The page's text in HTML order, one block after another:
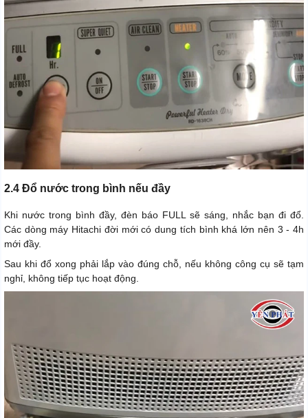
2.4 Đổ nước trong bình nếu đầy
Khi nước trong bình đầy, đèn báo FULL sẽ sáng, nhắc bạn đi đổ.
Các dòng máy Hitachi đời mới có dung tích bình khá lớn nên 3 - 4h
mới đầy.
Sau khi đổ xong phải lắp vào đúng chỗ, nếu không công cụ sẽ tạm
nghỉ, không tiếp tục hoạt động.